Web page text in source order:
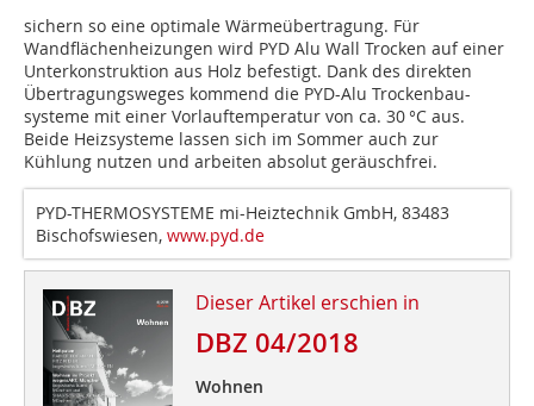
sichern so eine optimale Wärmeübertragung. Für
Wandflächenheizungen wird PYD Alu Wall Trocken auf einer
Unterkonstruktion aus Holz befestigt. Dank des direkten
Übertragungsweges kommend die PYD-Alu Trockenbau-
systeme mit einer Vorlauftemperatur von ca. 30 °C aus.
Beide Heizsysteme lassen sich im Sommer auch zur
Kühlung nutzen und arbeiten absolut geräuschfrei.
PYD-THERMOSYSTEME mi-Heiztechnik GmbH, 83483
Bischofswiesen, www.pyd.de
Dieser Artikel erschien in
DBZ 04/2018
Wohnen